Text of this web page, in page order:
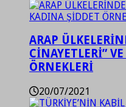
ARAP
CİNAYETLERİ”
ÖRNEKLERİ
20/07/2021